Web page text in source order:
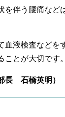
を伴う腰痛など
液検査などを
とが大切です。
長 石橋英明）